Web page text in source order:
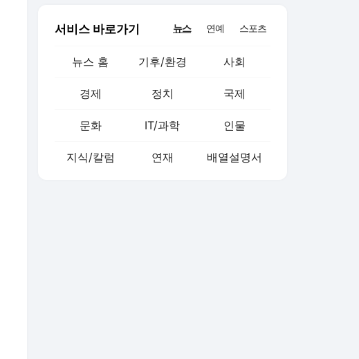
서비스 바로가기 뉴스 연예 스포츠
뉴스 홈 기후/환경 사회
경제 정치 국제
문화 IT/과학 인물
지식/칼럼 연재 배열설명서